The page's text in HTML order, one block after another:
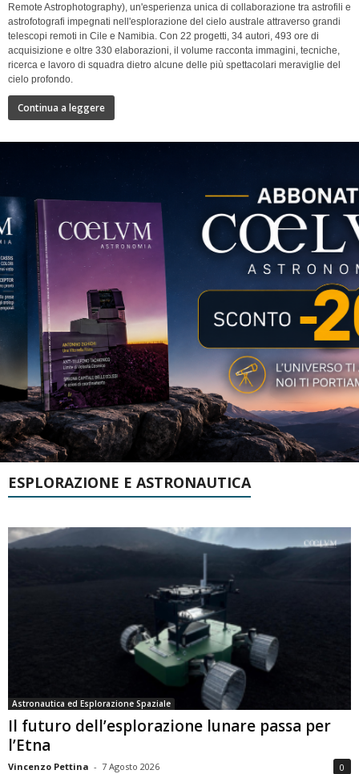
Remote Astrophotography), un'esperienza unica di collaborazione tra astrofili e
astrofotografi impegnati nell'esplorazione del cielo australe attraverso grandi
telescopi remoti in Cile e Namibia. Con 22 progetti, 34 autori, 493 ore di
acquisizione e oltre 330 elaborazioni, il volume racconta immagini, tecniche,
ricerca e lavoro di squadra dietro alcune delle più spettacolari meraviglie del
cielo profondo.
Continua a leggere
ESPLORAZIONE E ASTRONAUTICA
Astronautica ed Esplorazione Spaziale
Il futuro dell’esplorazione lunare passa per
l’Etna
Vincenzo Pettina - 7 Agosto 2026 0